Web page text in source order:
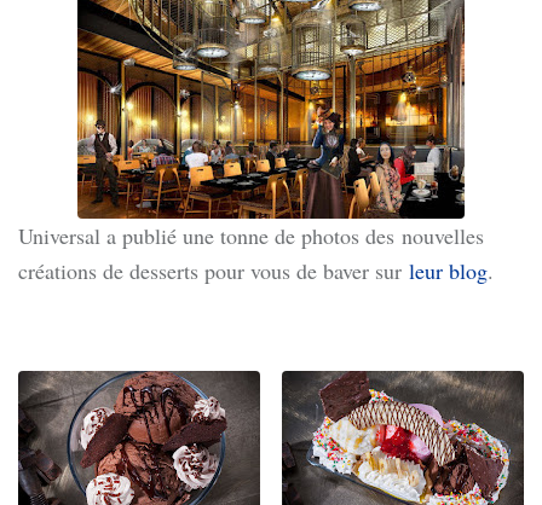
Universal a publié une tonne de photos des nouvelles
créations de desserts pour vous de baver sur leur blog.